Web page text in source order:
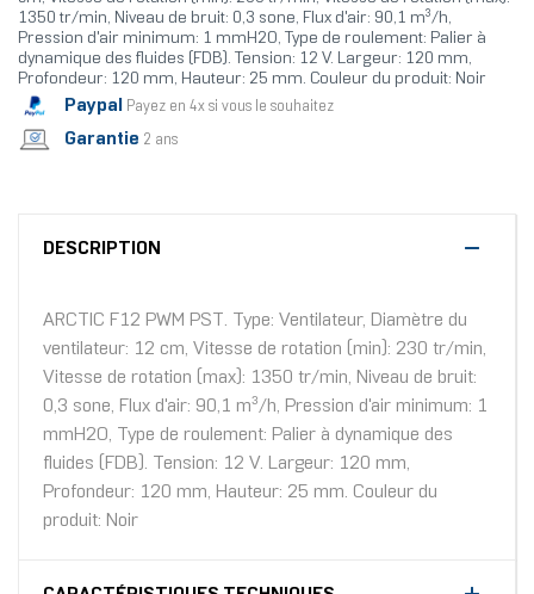
1350 tr/min, Niveau de bruit: 0,3 sone, Flux d'air: 90,1 m³/h,
Pression d'air minimum: 1 mmH2O, Type de roulement: Palier à
dynamique des fluides (FDB). Tension: 12 V. Largeur: 120 mm,
Profondeur: 120 mm, Hauteur: 25 mm. Couleur du produit: Noir
Paypal Payez en 4x si vous le souhaitez
Garantie 2 ans
DESCRIPTION
ARCTIC F12 PWM PST. Type: Ventilateur, Diamètre du
ventilateur: 12 cm, Vitesse de rotation (min): 230 tr/min,
Vitesse de rotation (max): 1350 tr/min, Niveau de bruit:
0,3 sone, Flux d'air: 90,1 m³/h, Pression d'air minimum: 1
mmH2O, Type de roulement: Palier à dynamique des
fluides (FDB). Tension: 12 V. Largeur: 120 mm,
Profondeur: 120 mm, Hauteur: 25 mm. Couleur du
produit: Noir